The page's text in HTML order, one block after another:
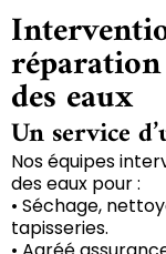
des eaux
Un service
Nos équipes
des eaux pour :
• Séchage,
tapisseries.